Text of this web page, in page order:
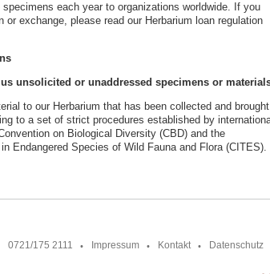
each year to organizations worldwide. If you
or exchange, please read our Herbarium loan regulation
unsolicited or unaddressed specimens or
to our Herbarium that has been collected and brought
to a set of strict procedures established by
on Biological Diversity (CBD) and the
Endangered Species of Wild Fauna and Flora (CITES).
0721/175 2111 Impressum Kontakt Datenschutz